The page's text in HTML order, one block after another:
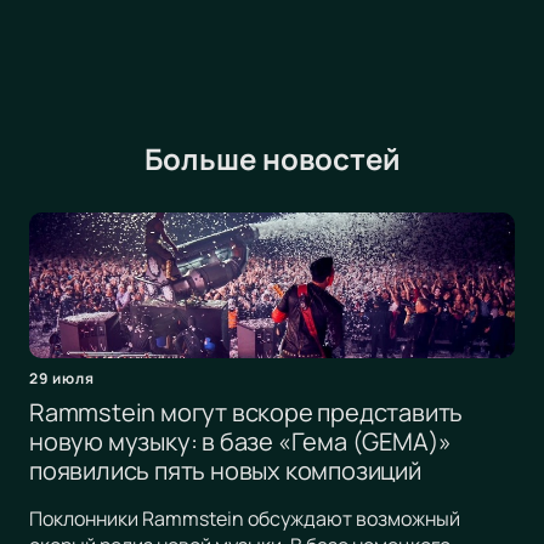
Больше новостей
29 июля
Rammstein могут вскоре представить
новую музыку: в базе «Гема (GEMA)»
появились пять новых композиций
Поклонники Rammstein обсуждают возможный